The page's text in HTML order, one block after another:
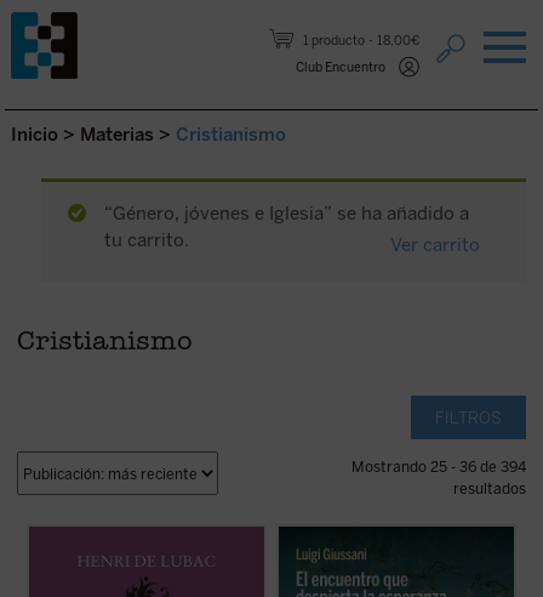
1 producto
18,00€
Club Encuentro
Saltar al contenido.
Inicio > Materias > Cristianismo
“Género, jóvenes e Iglesia” se ha añadido a
tu carrito.
Ver carrito
Cristianismo
FILTROS
Mostrando 25 - 36 de 394
resultados
primeros veinte años yMemoria en torno a
. Ambas Memorias nos
permiten conocer la vida y la obra de Henri
diálogo en asamblea y la síntesis, hasta
ahora inéditos, de Luigi Giussani con
jóvenes universitarios de Comunión y